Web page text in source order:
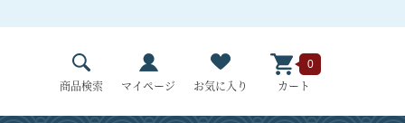
商品検索 マイページ お気に入り カート
0